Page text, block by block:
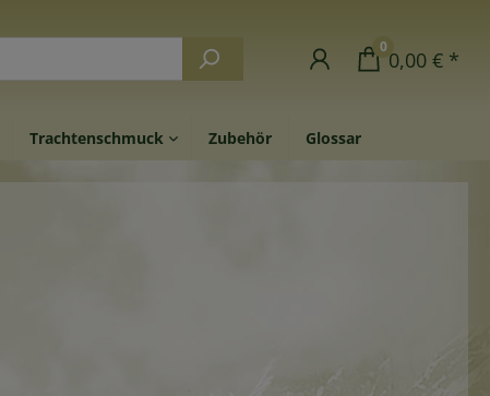
0
0,00 € *
Trachtenschmuck Zubehör Glossar